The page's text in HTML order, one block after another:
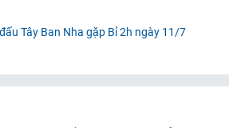
Tây Ban Nha gặp Bỉ 2h ngày 11/7